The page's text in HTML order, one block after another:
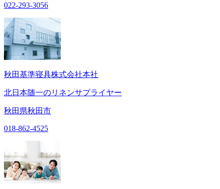
022-293-3056
秋田基準寝具株式会社本社
北日本随一のリネンサプライヤー
秋田県秋田市
018-862-4525